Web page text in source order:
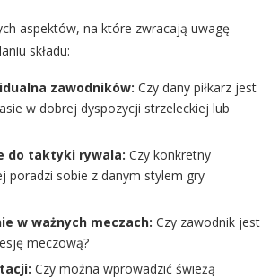
aspektów, na które zwracają uwagę
składu:
zawodników: Czy dany piłkarz jest
w dobrej dyspozycji strzeleckiej lub
do taktyki rywala: Czy konkretny
poradzi sobie z danym stylem gry
w ważnych meczach: Czy zawodnik jest
meczową?
Czy można wprowadzić świeżą